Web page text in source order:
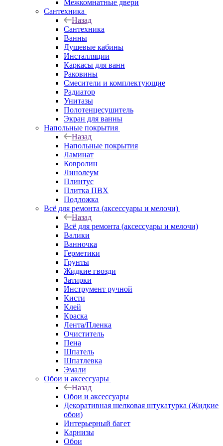
Межкомнатные двери
Сантехника
Назад
Сантехника
Ванны
Душевые кабины
Инсталляции
Каркасы для ванн
Раковины
Смесители и комплектующие
Радиатор
Унитазы
Полотенцесушитель
Экран для ванны
Напольные покрытия
Назад
Напольные покрытия
Ламинат
Ковролин
Линолеум
Плинтус
Плитка ПВХ
Подложка
Всё для ремонта (аксессуары и мелочи)
Назад
Всё для ремонта (аксессуары и мелочи)
Валики
Ванночка
Герметики
Грунты
Жидкие гвозди
Затирки
Инструмент ручной
Кисти
Клей
Краска
Лента/Пленка
Очиститель
Пена
Шпатель
Шпатлевка
Эмали
Обои и аксессуары
Назад
Обои и аксессуары
Декоративная шелковая штукатурка (Жидкие
обои)
Интерьерный багет
Карнизы
Обои